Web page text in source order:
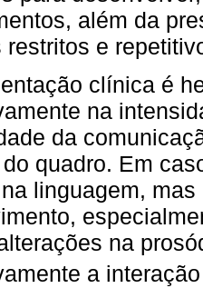
além da
restritos e
clínica é
na
da
quadro. Em
linguagem,
na
a